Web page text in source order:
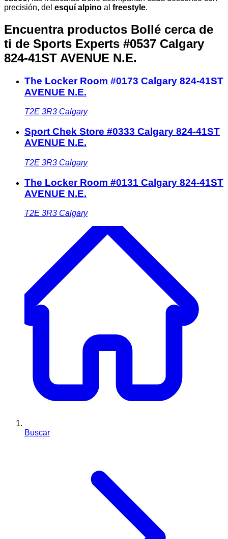
precisión, del esquí alpino al freestyle.
Encuentra productos Bollé cerca de
ti de Sports Experts #0537 Calgary
824-41ST AVENUE N.E.
The Locker Room #0173 Calgary 824-41ST
AVENUE N.E.
T2E 3R3 Calgary
Sport Chek Store #0333 Calgary 824-41ST
AVENUE N.E.
T2E 3R3 Calgary
The Locker Room #0131 Calgary 824-41ST
AVENUE N.E.
T2E 3R3 Calgary
Buscar